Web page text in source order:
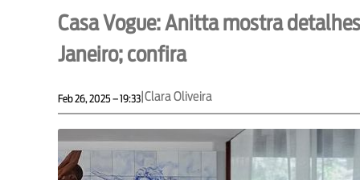
Casa Vogue: Anitta mostra
Janeiro; confira
Feb 26, 2025 – 19:33|Clara Oliveira